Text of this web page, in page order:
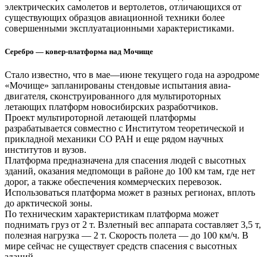
электрических самолетов и вертолетов, отличающихся от
существующих образцов авиационной техники более
совершенными эксплуатационными характеристиками.
Серебро — ковер-платформа над Мочище
Стало известно, что в мае—июне текущего года на аэродроме
«Мочище» запланированы стендовые испытания авиа-
двигателя, сконструированного для мультироторных
летающих платформ новосибирских разработчиков.
Проект мультироторной летающей платформы
разрабатывается совместно с Институтом теоретической и
прикладной механики СО РАН и еще рядом научных
институтов и вузов.
Платформа предназначена для спасения людей с высотных
зданий, оказания медпомощи в районе до 100 км там, где нет
дорог, а также обеспечения коммерческих перевозок.
Использоваться платформа может в разных регионах, вплоть
до арктической зоны.
По техническим характеристикам платформа может
поднимать груз от 2 т. Взлетный вес аппарата составляет 3,5 т,
полезная нагрузка — 2 т. Скорость полета — до 100 км/ч. В
мире сейчас не существует средств спасения с высотных